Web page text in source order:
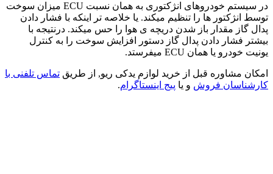
در سیستم خودروهای انژکتوری به همان نسبت ECU میزان سوخت
توسط انژکتور ها را تنظیم میکند. یا خلاصه تر اینکه با فشار دادن
پدال گاز مقدار باز شدن دریچه ی هوا را حس میکند. درنتیجه با
بیشتر فشار دادن پدال گاز دستور افزایش سوخت را به کنترل
یونیت خودرو یا همان ECU میفرستد.
امکان مشاوره قبل از خرید لوازم یدکی ریو, از طریق تماس تلفنی با
کارشناسان فروش و یا پیج اینستاگرام.